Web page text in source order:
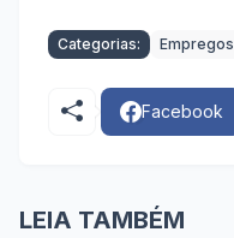
Categorias: Empregos
Facebook
LEIA TAMBÉM